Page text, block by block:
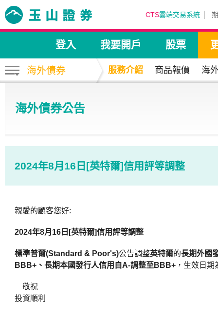
CTS雲端交易系統
登入 我要開戶 股票
海外債券 服務介紹 商品報價 海
海外債券公告
2024年8月16日[英特爾]信用評等調整
親愛的顧客您好:
2024年8月16日[英特爾]信用評等調整
標準普爾(Standard & Poor's)公告調整英特爾的長期外國
BBB+、長期本國發行人信用自A-調整至BBB+ ，生效日期
敬祝
投資順利